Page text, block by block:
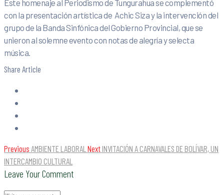
Este homenaje al Periodismo de Tungurahua se complementó
con la presentación artística de Achic Siza y la intervención del
grupo de la Banda Sinfónica del Gobierno Provincial, que se
unieron al solemne evento con notas de alegría y selecta
música.
Share Article
Previous AMBIENTE LABORAL Next INVITACIÓN A CARNAVALES DE BOLÍVAR, UN
INTERCAMBIO CULTURAL
Leave Your Comment